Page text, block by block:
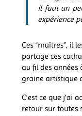
il faut un
expérience
Ces “maîtres”, il
partage ces
au fil des années
graine artistique
C’est ce que j’ai
retour sur toutes